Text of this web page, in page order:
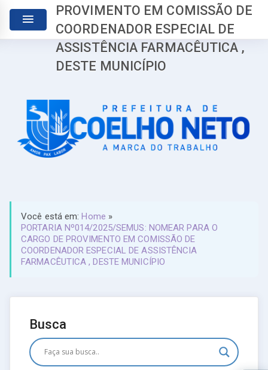
PROVIMENTO EM COMISSÃO DE
COORDENADOR ESPECIAL DE
ASSISTÊNCIA FARMACÊUTICA ,
DESTE MUNICÍPIO
Você está em:Home »
PORTARIA Nº014/2025/SEMUS: NOMEAR PARA O
CARGO DE PROVIMENTO EM COMISSÃO DE
COORDENADOR ESPECIAL DE ASSISTÊNCIA
FARMACÊUTICA , DESTE MUNICÍPIO
Busca